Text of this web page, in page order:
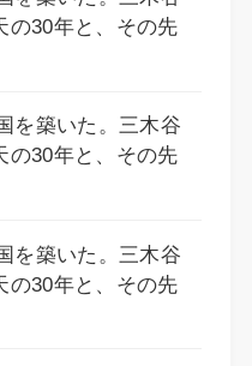
の30年と、その先
を築いた。三木谷
の30年と、その先
を築いた。三木谷
の30年と、その先